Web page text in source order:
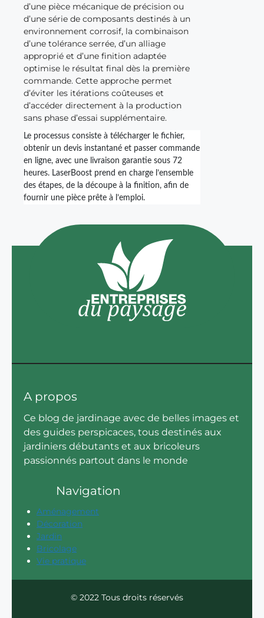
d’une pièce mécanique de précision ou
d’une série de composants destinés à un
environnement corrosif, la combinaison
d’une tolérance serrée, d’un alliage
approprié et d’une finition adaptée
optimise le résultat final dès la première
commande. Cette approche permet
d’éviter les itérations coûteuses et
d’accéder directement à la production
sans phase d’essai supplémentaire.
Le processus consiste à télécharger le fichier,
obtenir un devis instantané et passer commande
en ligne, avec une livraison garantie sous 72
heures. LaserBoost prend en charge l’ensemble
des étapes, de la découpe à la finition, afin de
fournir une pièce prête à l’emploi.
A propos
Ce blog de jardinage avec de belles images et
des guides perspicaces, tous destinés aux
jardiniers débutants et aux bricoleurs
passionnés partout dans le monde
Navigation
Aménagement
Décoration
Jardin
Bricolage
Vie pratique
© 2022 Tous droits réservés